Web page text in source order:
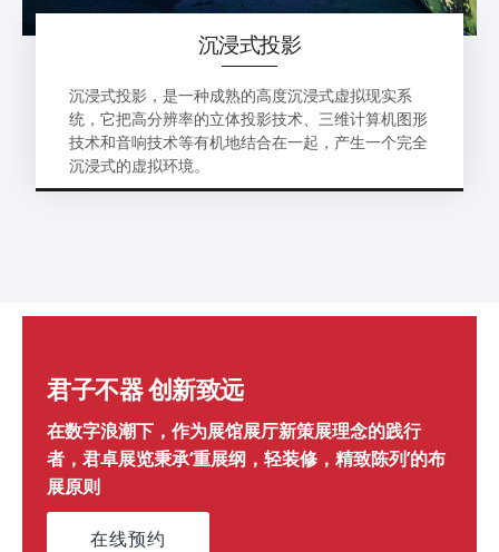
沉浸式投影
沉浸式投影，是一种成熟的高度沉浸式虚拟现实系
统，它把高分辨率的立体投影技术、三维计算机图形
技术和音响技术等有机地结合在一起，产生一个完全
沉浸式的虚拟环境。
君子不器 创新致远
在数字浪潮下，作为展馆展厅新策展理念的践行
者，君卓展览秉承‘重展纲，轻装修，精致陈列’的布
展原则
在线预约